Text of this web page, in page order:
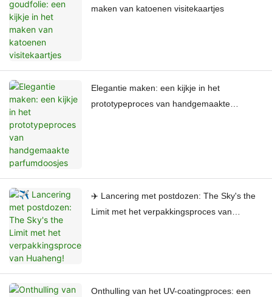
maken van katoenen visitekaartjes
Elegantie maken: een kijkje in het
prototypeproces van handgemaakte
✈️ Lancering met postdozen: The Sky's the
Limit met het verpakkingsproces van
Onthulling van het UV-coatingproces: een